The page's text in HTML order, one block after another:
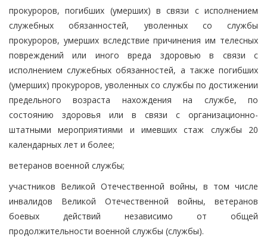
прокуроров, погибших (умерших) в связи с исполнением
служебных обязанностей, уволенных со службы
прокуроров, умерших вследствие причинения им телесных
повреждений или иного вреда здоровью в связи с
исполнением служебных обязанностей, а также погибших
(умерших) прокуроров, уволенных со службы по достижении
предельного возраста нахождения на службе, по
состоянию здоровья или в связи с организационно-
штатными мероприятиями и имевших стаж службы 20
календарных лет и более;
ветеранов военной службы;
участников Великой Отечественной войны, в том числе
инвалидов Великой Отечественной войны, ветеранов
боевых действий независимо от общей
продолжительности военной службы (службы).